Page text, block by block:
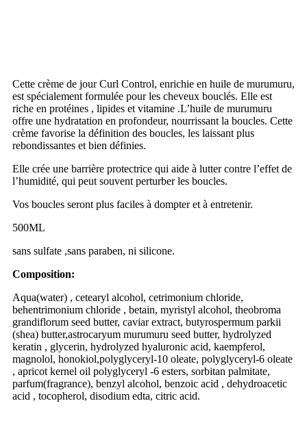
Cette crème de jour Curl Control, enrichie en huile de murumuru,
est spécialement formulée pour les cheveux bouclés. Elle est
riche en protéines , lipides et vitamine .L’huile de murumuru
offre une hydratation en profondeur, nourrissant la boucles. Cette
crème favorise la définition des boucles, les laissant plus
rebondissantes et bien définies.
Elle crée une barrière protectrice qui aide à lutter contre l’effet de
l’humidité, qui peut souvent perturber les boucles.
Vos boucles seront plus faciles à dompter et à entretenir.
500ML
sans sulfate ,sans paraben, ni silicone.
Composition:
Aqua(water) , cetearyl alcohol, cetrimonium chloride,
behentrimonium chloride , betain, myristyl alcohol, theobroma
grandiflorum seed butter, caviar extract, butyrospermum parkii
(shea) butter,astrocaryum murumuru seed butter, hydrolyzed
keratin , glycerin, hydrolyzed hyaluronic acid, kaempferol,
magnolol, honokiol,polyglyceryl-10 oleate, polyglyceryl-6 oleate
, apricot kernel oil polyglyceryl -6 esters, sorbitan palmitate,
parfum(fragrance), benzyl alcohol, benzoic acid , dehydroacetic
acid , tocopherol, disodium edta, citric acid.